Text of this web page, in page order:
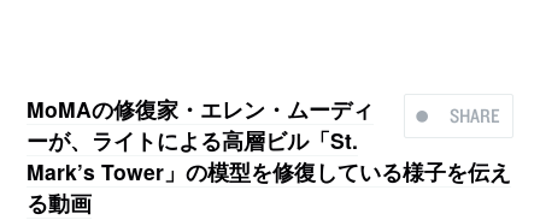
SHARE
MoMAの修復家・エレン・ムーディ
ーが、ライトによる高層ビル「St.
Mark’s Tower」の模型を修復している様子を伝え
る動画